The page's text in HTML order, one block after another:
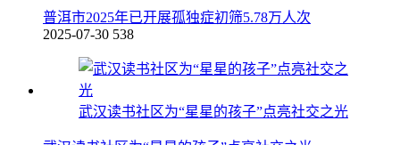
普洱市2025年已开展孤独症初筛5.78万人次
2025-07-30 538
武汉读书社区为“星星的孩子”点亮社交之光